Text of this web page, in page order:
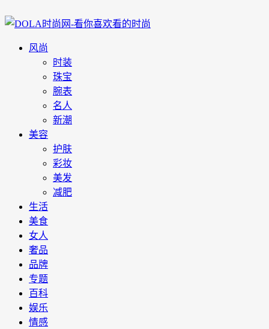
风尚
时装
珠宝
腕表
名人
新潮
美容
护肤
彩妆
美发
减肥
生活
美食
女人
奢品
品牌
专题
百科
娱乐
情感